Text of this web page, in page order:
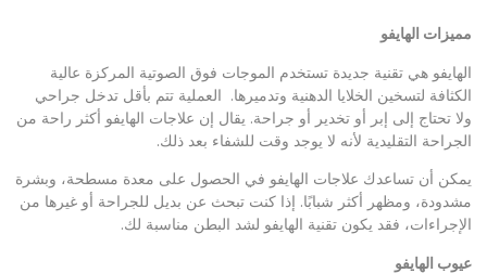
مميزات الهايفو
الهايفو هي تقنية جديدة تستخدم الموجات فوق الصوتية المركزة عالية
الكثافة لتسخين الخلايا الدهنية وتدميرها. العملية تتم بأقل تدخل جراحي
ولا تحتاج إلى إبر أو تخدير أو جراحة. يقال إن علاجات الهايفو أكثر راحة من
الجراحة التقليدية لأنه لا يوجد وقت للشفاء بعد ذلك.
يمكن أن تساعدك علاجات الهايفو في الحصول على معدة مسطحة، وبشرة
مشدودة، ومظهر أكثر شبابًا. إذا كنت تبحث عن بديل للجراحة أو غيرها من
الإجراءات، فقد يكون تقنية الهايفو لشد البطن مناسبة لك.
عيوب الهايفو